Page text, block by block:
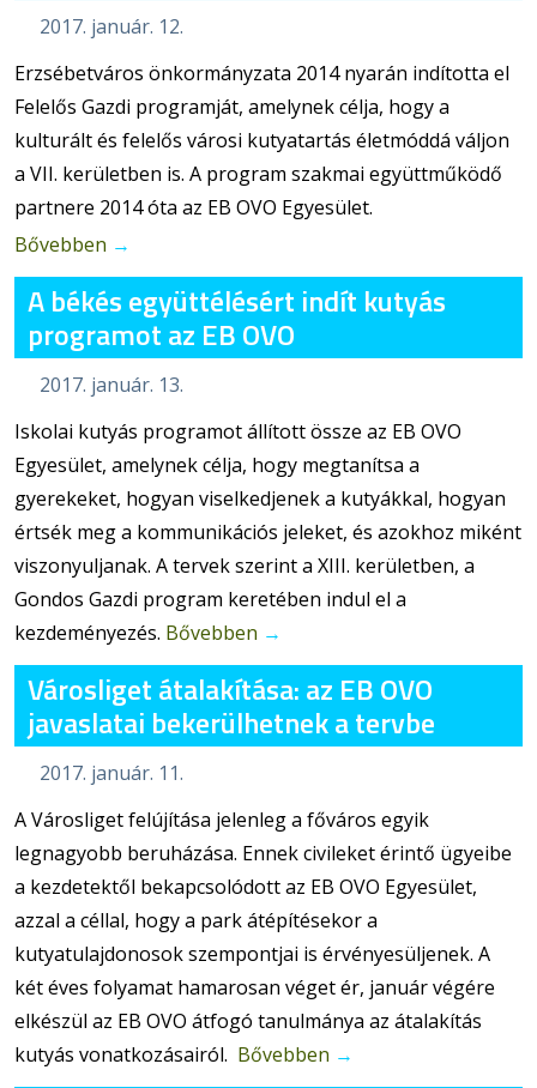
2017. január. 12.
Erzsébetváros önkormányzata 2014 nyarán indította el
Felelős Gazdi programját, amelynek célja, hogy a
kulturált és felelős városi kutyatartás életmóddá váljon
a VII. kerületben is. A program szakmai együttműködő
partnere 2014 óta az EB OVO Egyesület.
Bővebben →
A békés együttélésért indít kutyás
programot az EB OVO
2017. január. 13.
Iskolai kutyás programot állított össze az EB OVO
Egyesület, amelynek célja, hogy megtanítsa a
gyerekeket, hogyan viselkedjenek a kutyákkal, hogyan
értsék meg a kommunikációs jeleket, és azokhoz miként
viszonyuljanak. A tervek szerint a XIII. kerületben, a
Gondos Gazdi program keretében indul el a
kezdeményezés. Bővebben →
Városliget átalakítása: az EB OVO
javaslatai bekerülhetnek a tervbe
2017. január. 11.
A Városliget felújítása jelenleg a főváros egyik
legnagyobb beruházása. Ennek civileket érintő ügyeibe
a kezdetektől bekapcsolódott az EB OVO Egyesület,
azzal a céllal, hogy a park átépítésekor a
kutyatulajdonosok szempontjai is érvényesüljenek. A
két éves folyamat hamarosan véget ér, január végére
elkészül az EB OVO átfogó tanulmánya az átalakítás
kutyás vonatkozásairól. Bővebben →